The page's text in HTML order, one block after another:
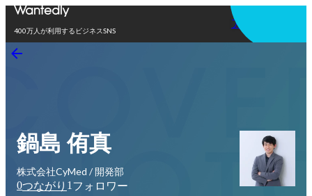
400万人が利用するビジネスSNS
アプリを使う
鍋島 侑真
株式会社CyMed / 開発部
0つながり 1 フォロワー